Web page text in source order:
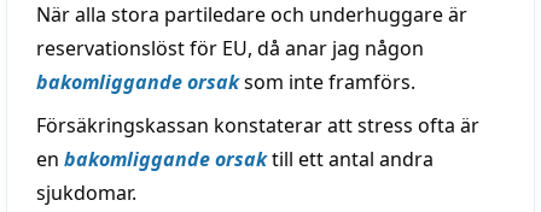
När alla stora partiledare och underhuggare är
reservationslöst för EU, då anar jag någon
bakomliggande orsaksom inte framförs.
Försäkringskassan konstaterar att stress ofta är
en bakomliggande orsaktill ett antal andra
sjukdomar.